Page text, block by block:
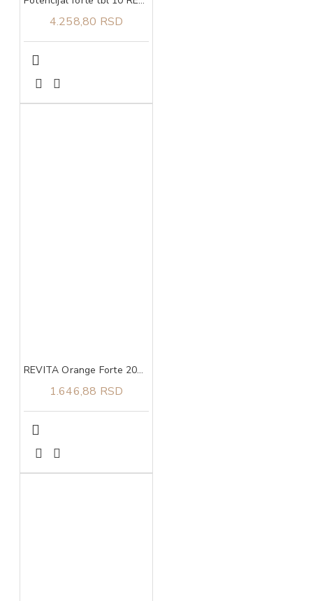
4.258,80 RSD
REVITA Orange Forte 200 g
1.646,88 RSD